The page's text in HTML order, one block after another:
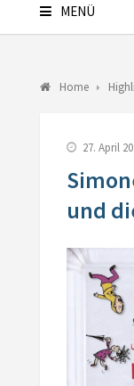
MENÜ
Home
27. April
und